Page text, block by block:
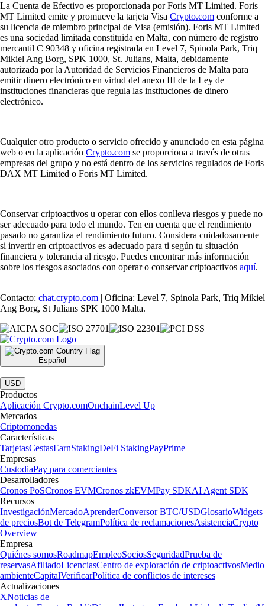
La Cuenta de Efectivo es proporcionada por Foris MT Limited. Foris
MT Limited emite y promueve la tarjeta Visa Crypto.com conforme a
su licencia de miembro principal de Visa (emisión). Foris MT Limited
es una sociedad limitada constituida en Malta, con número de registro
mercantil C 90348 y oficina registrada en Level 7, Spinola Park, Triq
Mikiel Ang Borg, SPK 1000, St. Julians, Malta, debidamente
autorizada por la Autoridad de Servicios Financieros de Malta para
emitir dinero electrónico en virtud del anexo III de la Ley de
instituciones financieras que regula las instituciones de dinero
electrónico.
Cualquier otro producto o servicio ofrecido y anunciado en esta página
web o en la aplicación Crypto.com se proporciona a través de otras
empresas del grupo y no está dentro de los servicios regulados de Foris
DAX MT Limited o Foris MT Limited.
Conservar criptoactivos u operar con ellos conlleva riesgos y puede no
ser adecuado para todo el mundo. Ten en cuenta que el rendimiento
pasado no garantiza el rendimiento futuro. Considera cuidadosamente
si invertir en criptoactivos es adecuado para ti según tu situación
financiera y tolerancia al riesgo. Puedes encontrar más información
sobre los riesgos asociados con operar o conservar criptoactivos aquí.
Contacto: chat.crypto.com | Oficina: Level 7, Spinola Park, Triq Mikiel
Ang Borg, St Julians SPK 1000 Malta.
Español
|
USD
Productos
Aplicación Crypto.comOnchainLevel Up
Mercados
Criptomonedas
Características
TarjetasCestasEarnStakingDeFi StakingPayPrime
Empresas
CustodiaPay para comerciantes
Desarrolladores
Cronos PoSCronos EVMCronos zkEVMPay SDKAI Agent SDK
Recursos
InvestigaciónMercadoAprenderConversor BTC/USDGlosarioWidgets
de preciosBot de TelegramPolítica de reclamacionesAsistenciaCrypto
Overview
Empresa
Quiénes somosRoadmapEmpleoSociosSeguridadPrueba de
reservasAfiliadoLicenciasCentro de exploración de criptoactivosMedio
ambienteCapitalVerificarPolítica de conflictos de intereses
Actualizaciones
XNoticias de